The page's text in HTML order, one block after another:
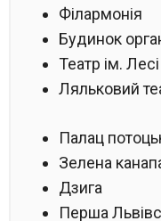
Філармонія
Будинок
Театр ім.
Ляльковий
Палац
Зелена
Дзига
Перша